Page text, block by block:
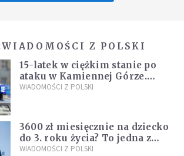
WIADOMOŚCI Z POLSKI
15-latek w ciężkim stanie po
ataku w Kamiennej Górze.
Policja zatrzymała dwóch
WIADOMOŚCI Z POLSKI
3600 zł miesięcznie na dziecko
do 3. roku życia? To jedna z
propozycji programu "Rozwój
WIADOMOŚCI Z POLSKI